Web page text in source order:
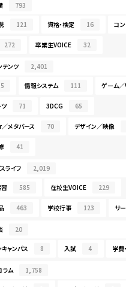
793
121 資格・検定 16 コ
272 卒業生VOICE 32
ンツ 2,401
情報システム 111 ゲーム／
71 3DCG 65
メタバース 70 デザイン／映像
41
ライフ 2,019
習 585 在校生VOICE 229
463 学校行事 123 サ
20
ャンパス 8 入試 4 学費
ラム 1,758